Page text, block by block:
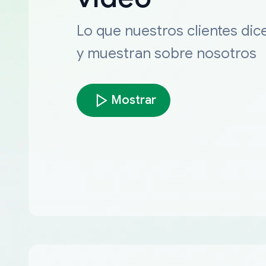
Lo que nuestros clientes
y muestran sobre nosotros
Mostrar